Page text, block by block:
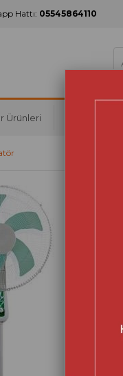
Hattı: 05545864110
Ürünleri